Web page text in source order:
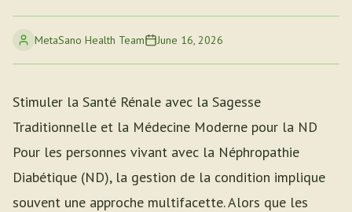
MetaSano Health Team June 16, 2026
Stimuler la Santé Rénale avec la Sagesse
Traditionnelle et la Médecine Moderne pour la ND
Pour les personnes vivant avec la Néphropathie
Diabétique (ND), la gestion de la condition implique
souvent une approche multifacette. Alors que les